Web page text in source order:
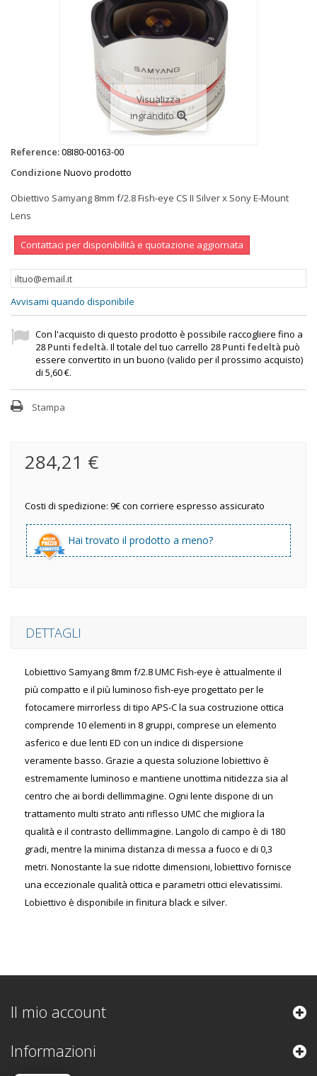
Visualizza
ingrandito
Reference:08I80-00163-00
Condizione Nuovo prodotto
Obiettivo Samyang 8mm f/2.8 Fish-eye CS II Silver x Sony E-Mount
Lens
Contattaci per disponibilità e quotazione aggiornata
Avvisami quando disponibile
Con l'acquisto di questo prodotto è possibile raccogliere fino a
28Punti fedeltà. Il totale del tuo carrello 28Punti fedeltà può
essere convertito in un buono (valido per il prossimo acquisto)
di 5,60 €.
Stampa
284,21 €
Costi di spedizione: 9€ con corriere espresso assicurato
Hai trovato il prodotto a meno?
DETTAGLI
Lobiettivo Samyang 8mm f/2.8 UMC Fish-eye è attualmente il
più compatto e il più luminoso fish-eye progettato per le
fotocamere mirrorless di tipo APS-C la sua costruzione ottica
comprende 10 elementi in 8 gruppi, comprese un elemento
asferico e due lenti ED con un indice di dispersione
veramente basso. Grazie a questa soluzione lobiettivo è
estremamente luminoso e mantiene unottima nitidezza sia al
centro che ai bordi dellimmagine. Ogni lente dispone di un
trattamento multi strato anti riflesso UMC che migliora la
qualità e il contrasto dellimmagine. Langolo di campo è di 180
gradi, mentre la minima distanza di messa a fuoco e di 0,3
metri. Nonostante la sue ridotte dimensioni, lobiettivo fornisce
una eccezionale qualità ottica e parametri ottici elevatissimi.
Lobiettivo è disponibile in finitura black e silver.
Il mio account
Informazioni